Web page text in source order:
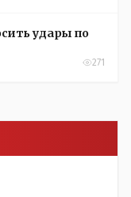
удары по
271